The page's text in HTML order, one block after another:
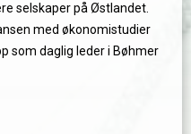
selskaper på Østlandet.
med økonomistudier
som daglig leder i Bøhmer